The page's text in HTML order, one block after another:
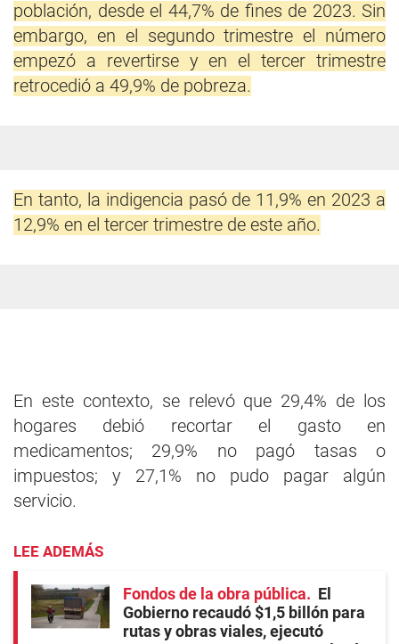
población, desde el 44,7% de fines de 2023. Sin
embargo, en el segundo trimestre el número
empezó a revertirse y en el tercer trimestre
retrocedió a 49,9% de pobreza.
En tanto, la indigencia pasó de 11,9% en 2023 a
12,9% en el tercer trimestre de este año.
En este contexto, se relevó que 29,4% de los
hogares debió recortar el gasto en
medicamentos; 29,9% no pagó tasas o
impuestos; y 27,1% no pudo pagar algún
servicio.
LEE ADEMÁS
Fondos de la obra pública
El
Gobierno recaudó $1,5 billón para
rutas y obras viales, ejecutó